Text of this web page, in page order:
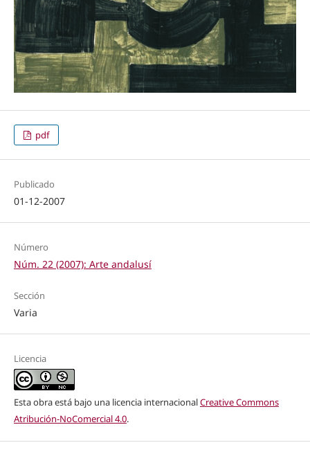
pdf
Publicado
01-12-2007
Número
Núm. 22 (2007): Arte andalusí
Sección
Varia
Licencia
Esta obra está bajo una licencia internacionalCreative Commons
Atribución-NoComercial 4.0.